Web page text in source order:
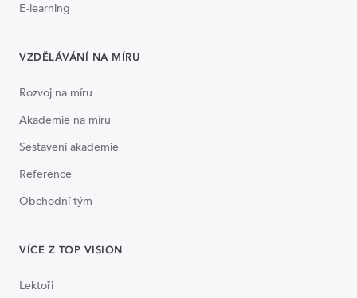
E-learning
VZDĚLÁVÁNÍ NA MÍRU
Rozvoj na míru
Akademie na míru
Sestavení akademie
Reference
Obchodní tým
VÍCE Z TOP VISION
Lektoři